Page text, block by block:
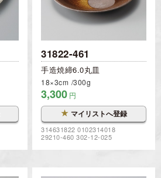
31822-461
手造焼締6.0丸皿
18×3cm 300g
3,300 円
★ マイリストへ登録
314631822 0102314018
29210-460 302-12-025